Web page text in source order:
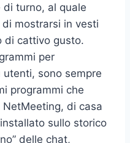
di turno, al quale
mostrarsi in vesti
di cattivo gusto.
per
sono sempre
programmi che
di casa
sullo storico
delle chat,